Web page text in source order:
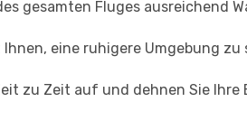
gesamten Fluges ausreichend
eine ruhigere Umgebung
zu Zeit auf und dehnen Sie